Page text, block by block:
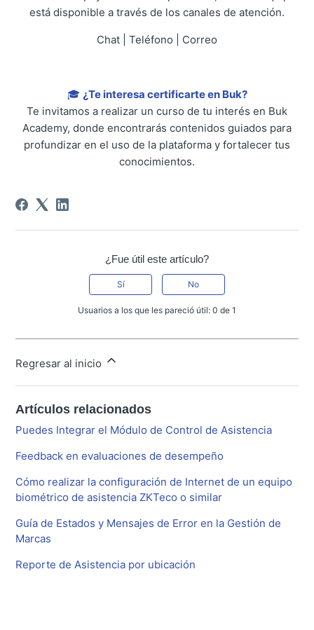
está disponible a través de los canales de atención.
Chat | Teléfono | Correo
🎓 ¿Te interesa certificarte en Buk?
Te invitamos a realizar un curso de tu interés en Buk
Academy, donde encontrarás contenidos guiados para
profundizar en el uso de la plataforma y fortalecer tus
conocimientos.
¿Fue útil este artículo?
Sí No
Usuarios a los que les pareció útil: 0 de 1
Regresar al inicio
Artículos relacionados
Puedes Integrar el Módulo de Control de Asistencia
Feedback en evaluaciones de desempeño
Cómo realizar la configuración de Internet de un equipo
biométrico de asistencia ZKTeco o similar
Guía de Estados y Mensajes de Error en la Gestión de
Marcas
Reporte de Asistencia por ubicación